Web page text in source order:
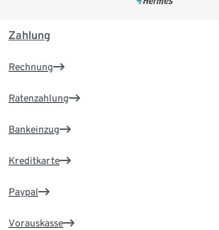
Zahlung
Rechnung
Ratenzahlung
Bankeinzug
Kreditkarte
Paypal
Vorauskasse